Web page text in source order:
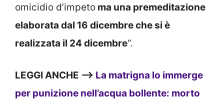
omicidio d’impeto ma una premeditazione
elaborata dal 16 dicembre che si è
realizzata il 24 dicembre“.
LEGGI ANCHE –> La matrigna lo immerge
per punizione nell’acqua bollente: morto